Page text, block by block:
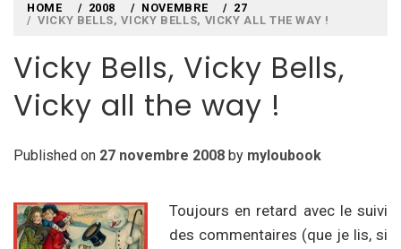
HOME 2008 NOVEMBRE
27
VICKY BELLS, VICKY BELLS, VICKY ALL THE WAY !
Vicky Bells, Vicky Bells,
Vicky all the way !
Published on 27 novembre 2008 by myloubook
Toujours en retard avec le suivi
des commentaires (que je lis, si